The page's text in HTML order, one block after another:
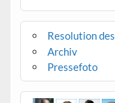
Resolution des
Archiv
Pressefoto